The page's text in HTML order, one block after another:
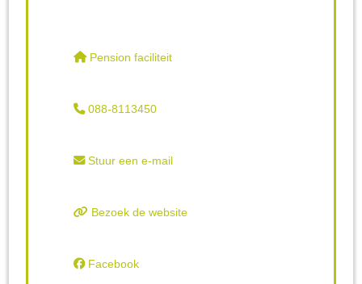
Pension faciliteit
088-8113450
Stuur een e-mail
Bezoek de website
Facebook